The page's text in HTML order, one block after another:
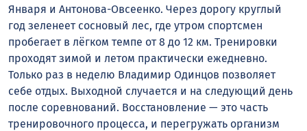
Января и Антонова-Овсеенко. Через дорогу круглый
год зеленеет сосновый лес, где утром спортсмен
пробегает в лёгком темпе от 8 до 12 км. Тренировки
проходят зимой и летом практически ежедневно.
Только раз в неделю Владимир Одинцов позволяет
себе отдых. Выходной случается и на следующий день
после соревнований. Восстановление — это часть
тренировочного процесса, и перегружать организм